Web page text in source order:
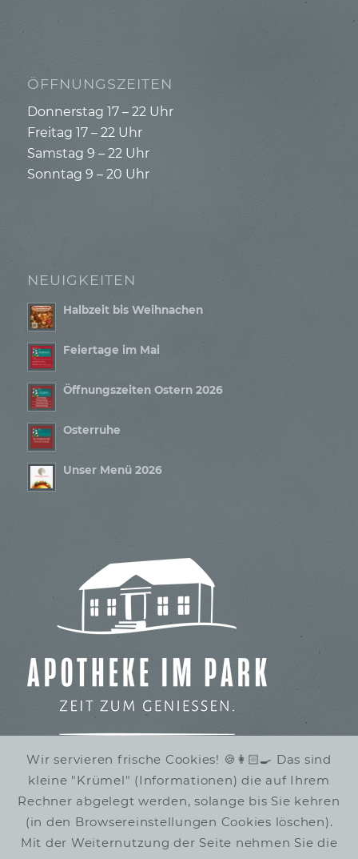
ÖFFNUNGSZEITEN
Donnerstag 17 – 22 Uhr
Freitag 17 – 22 Uhr
Samstag 9 – 22 Uhr
Sonntag 9 – 20 Uhr
NEUIGKEITEN
Halbzeit bis Weihnachen
Feiertage im Mai
Öffnungszeiten Ostern 2026
Osterruhe
Unser Menü 2026
IMBISS IM STADTPARK
WINTERRUHE
Wir servieren frische Cookies! 🍪👩🏻‍🍳 Das sind
kleine "Krümel" (Informationen) die auf Ihrem
Rechner abgelegt werden, solange bis Sie kehren
(in den Browsereinstellungen Cookies löschen).
Mit der Weiternutzung der Seite nehmen Sie die